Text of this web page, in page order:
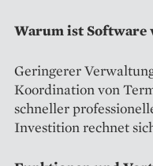
Warum ist
Geringerer
Koordination von
schneller
Investition rechnet